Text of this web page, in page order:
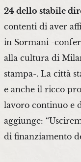
24 dello stabile
contenti di aver
in Sormani -
alla cultura di
stampa-. La città
e anche il ricco
lavoro continuo e
aggiunge:
di finanziamento